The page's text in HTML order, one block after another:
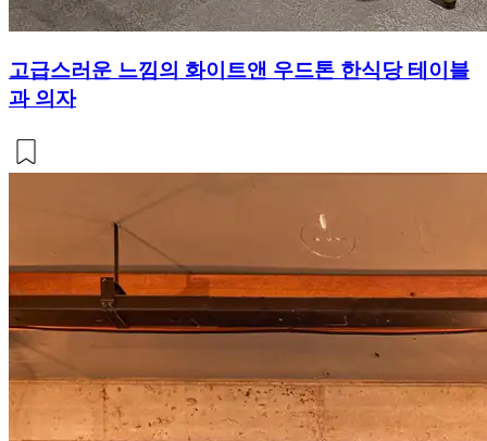
고급스러운 느낌의 화이트앤 우드톤 한식당 테이블
과 의자